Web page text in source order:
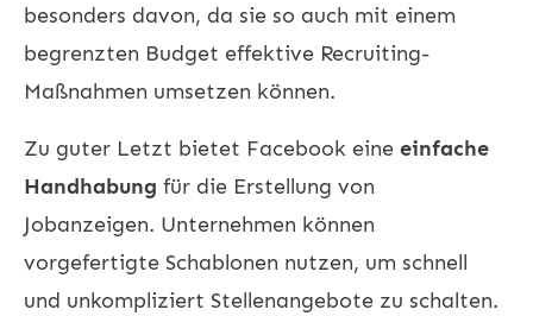
besonders davon, da sie so auch mit einem
begrenzten Budget effektive Recruiting-
Maßnahmen umsetzen können.
Zu guter Letzt bietet Facebook eine einfache
Handhabung für die Erstellung von
Jobanzeigen. Unternehmen können
vorgefertigte Schablonen nutzen, um schnell
und unkompliziert Stellenangebote zu schalten.